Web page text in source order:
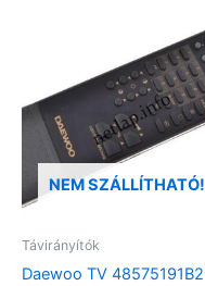
NEM SZÁLLÍTHATÓ!
Távirányítók
Daewoo TV 48575191B2